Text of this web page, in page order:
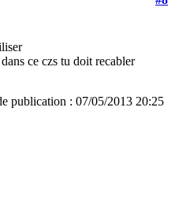
ce czs tu doit recabler
publication : 07/05/2013 20:25